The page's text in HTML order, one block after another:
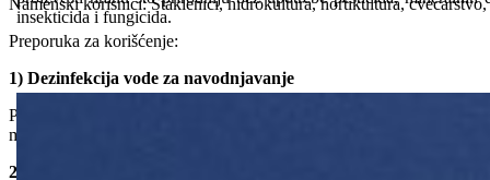
insekticida i fungicida.
Preporuka za korišćenje:
1) Dezinfekcija vode za navodnjavanje
Počevši od čistog sistema, preporučena doza za sprečavanje rasta
mikrobiološki kvalitet vode i sprečen je rast algi.
2) Uklanjanje biofilma